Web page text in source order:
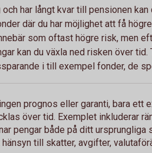
och har långt kvar till pensionen
där du har möjlighet att få
som oftast högre risk, men
kan du växla ned risken över
i till exempel fonder, de
prognos eller garanti, bara ett
över tid. Exemplet inkluderar
pengar både på ditt ursprungliga
till skatter, avgifter,